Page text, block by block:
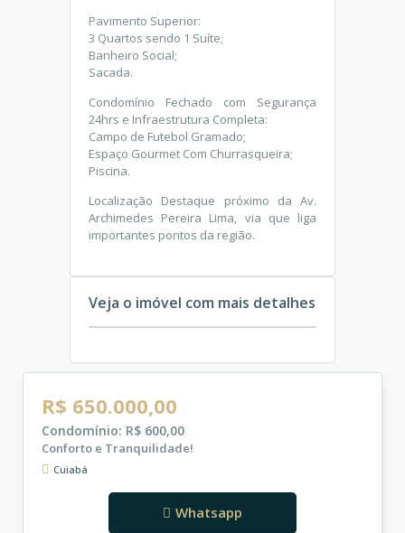
Pavimento Superior:
3 Quartos sendo 1 Suíte;
Banheiro Social;
Sacada.
Condomínio Fechado com Segurança
24hrs e Infraestrutura Completa:
Campo de Futebol Gramado;
Espaço Gourmet Com Churrasqueira;
Piscina.
Localização Destaque próximo da Av.
Archimedes Pereira Lima, via que liga
importantes pontos da região.
Veja o imóvel com mais detalhes
R$ 650.000,00
Condomínio: R$ 600,00
Conforto e Tranquilidade!
Cuiabá
Whatsapp